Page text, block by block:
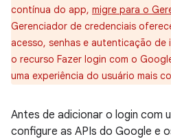
contínua do app, migre para o
Gerenciador de credenciais
acesso, senhas e autenticação
o recurso Fazer login com o
uma experiência do usuário mais
Antes de adicionar o login com
configure as APIs do Google e